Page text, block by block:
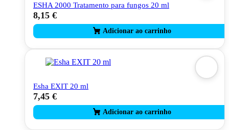
ESHA 2000 Tratamento para fungos 20 ml
8,15 €
Esha EXIT 20 ml
7,45 €